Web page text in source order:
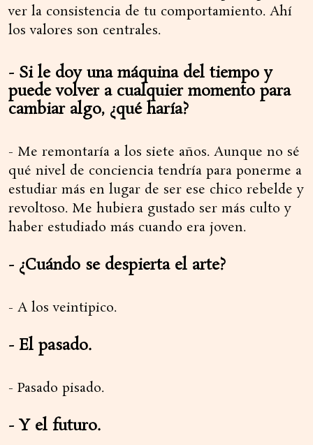
ver la consistencia de tu comportamiento. Ahí
los valores son centrales.
- Si le doy una máquina del tiempo y
puede volver a cualquier momento para
cambiar algo, ¿qué haría?
- Me remontaría a los siete años. Aunque no sé
qué nivel de conciencia tendría para ponerme a
estudiar más en lugar de ser ese chico rebelde y
revoltoso. Me hubiera gustado ser más culto y
haber estudiado más cuando era joven.
- ¿Cuándo se despierta el arte?
- A los veintipico.
- El pasado.
- Pasado pisado.
- Y el futuro.